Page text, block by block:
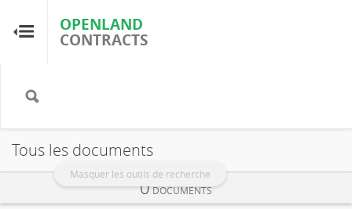
OPENLAND
CONTRACTS
Masquer les outils de recherche
OPENLAND
CONTRACTS
Accueil
Parcourir par pays
Parcourir par ressource
Tous les documents
0DOCUMENTS